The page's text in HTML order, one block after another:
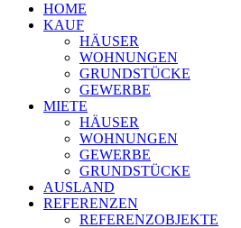
HOME
KAUF
HÄUSER
WOHNUNGEN
GRUNDSTÜCKE
GEWERBE
MIETE
HÄUSER
WOHNUNGEN
GEWERBE
GRUNDSTÜCKE
AUSLAND
REFERENZEN
REFERENZOBJEKTE